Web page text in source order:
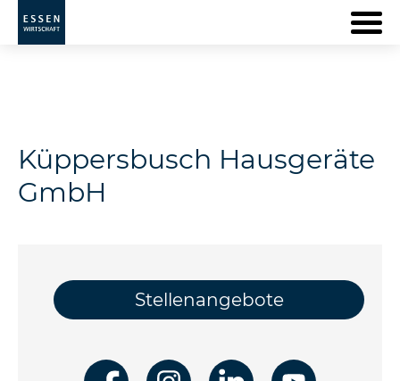
Küppersbusch Hausgeräte
GmbH
Stellenangebote